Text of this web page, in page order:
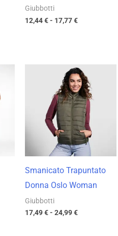
Giubbotti
12,44€- 17,77€
Smanicato Trapuntato
Donna Oslo Woman
Giubbotti
17,49€- 24,99€
Fascia
di
prezzo:
da
17,49 €
a
24,99 €